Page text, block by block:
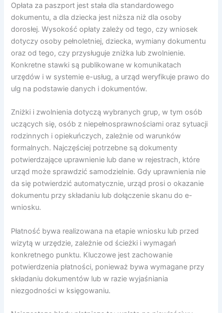
Opłata za paszport jest stała dla standardowego
dokumentu, a dla dziecka jest niższa niż dla osoby
dorosłej. Wysokość opłaty zależy od tego, czy wniosek
dotyczy osoby pełnoletniej, dziecka, wymiany dokumentu
oraz od tego, czy przysługuje zniżka lub zwolnienie.
Konkretne stawki są publikowane w komunikatach
urzędów i w systemie e-usług, a urząd weryfikuje prawo do
ulg na podstawie danych i dokumentów.
Zniżki i zwolnienia dotyczą wybranych grup, w tym osób
uczących się, osób z niepełnosprawnościami oraz sytuacji
rodzinnych i opiekuńczych, zależnie od warunków
formalnych. Najczęściej potrzebne są dokumenty
potwierdzające uprawnienie lub dane w rejestrach, które
urząd może sprawdzić samodzielnie. Gdy uprawnienia nie
da się potwierdzić automatycznie, urząd prosi o okazanie
dokumentu przy składaniu lub dołączenie skanu do e-
wniosku.
Płatność bywa realizowana na etapie wniosku lub przed
wizytą w urzędzie, zależnie od ścieżki i wymagań
konkretnego punktu. Kluczowe jest zachowanie
potwierdzenia płatności, ponieważ bywa wymagane przy
składaniu dokumentów lub w razie wyjaśniania
niezgodności w księgowaniu.